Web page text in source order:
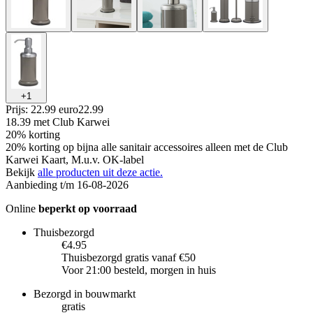
+1
Prijs: 22.99 euro22.99
18.39 met Club Karwei
20% korting
20% korting op bijna alle sanitair accessoires alleen met de Club
Karwei Kaart, M.u.v. OK-label
Bekijk alle producten uit deze actie.
Aanbieding t/m 16-08-2026
Online beperkt op voorraad
Thuisbezorgd
€4.95
Thuisbezorgd gratis vanaf €50
Voor 21:00 besteld, morgen in huis
Bezorgd in bouwmarkt
gratis